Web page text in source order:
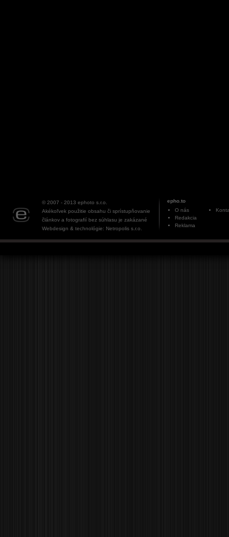
© 2007 - 2013 ephoto s.r.o.
Akékoľvek použitie obsahu či sprístupňovanie
článkov a fotografií bez súhlasu je zakázané
Webdesign & technológie: Netropolis s.r.o.
epho.to
O nás
Redakcia
Reklama